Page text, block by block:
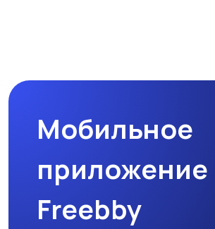
Мобильное
приложение
Freebby